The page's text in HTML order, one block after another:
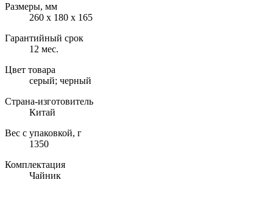
Размеры, мм
260 х 180 х 165
Гарантийный срок
12 мес.
Цвет товара
серый; черный
Страна-изготовитель
Китай
Вес с упаковкой, г
1350
Комплектация
Чайник